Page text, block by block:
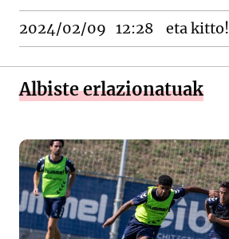
2024/02/09 12:28 eta kitto!
Albiste erlazionatuak